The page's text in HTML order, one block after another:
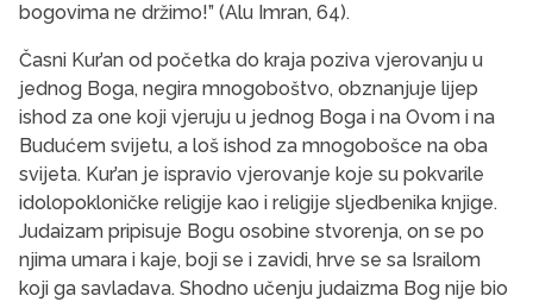
bogovima ne držimo!” (Alu Imran, 64).
Časni Kur’an od početka do kraja poziva vjerovanju u
jednog Boga, negira mnogoboštvo, obznanjuje lijep
ishod za one koji vjeruju u jednog Boga i na Ovom i na
Budućem svijetu, a loš ishod za mnogobošce na oba
svijeta. Kur’an je ispravio vjerovanje koje su pokvarile
idolopokloničke religije kao i religije sljedbenika knjige.
Judaizam pripisuje Bogu osobine stvorenja, on se po
njima umara i kaje, boji se i zavidi, hrve se sa Israilom
koji ga savladava. Shodno učenju judaizma Bog nije bio